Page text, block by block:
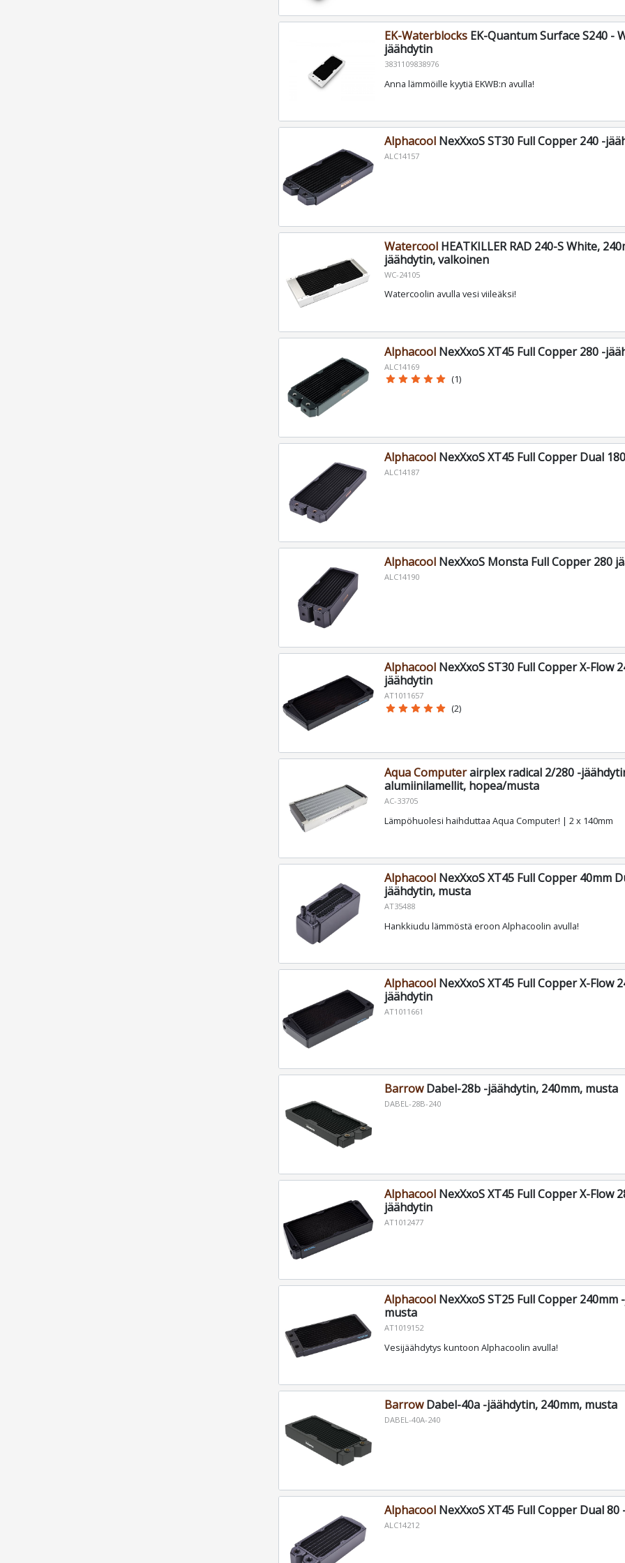
EK-WaterblocksEK-Quantum Surface S240 -
jäähdytin
3831109838976
Anna lämmöille kyytiä EKWB:n avulla!
AlphacoolNexXxoS ST30 Full Copper 240 -
ALC14157
WatercoolHEATKILLER RAD 240-S White,
jäähdytin, valkoinen
WC-24105
Watercoolin avulla vesi viileäksi!
AlphacoolNexXxoS XT45 Full Copper 280 -
ALC14169
star star star star star (1)
AlphacoolNexXxoS XT45 Full Copper Dual
ALC14187
AlphacoolNexXxoS Monsta Full Copper 280
ALC14190
AlphacoolNexXxoS ST30 Full Copper X-Flow
jäähdytin
AT1011657
star star star star star (2)
Aqua Computerairplex radical 2/280 -
alumiinilamellit, hopea/musta
AC-33705
Lämpöhuolesi haihduttaa Aqua Computer! | 2 x 140mm
AlphacoolNexXxoS XT45 Full Copper 40mm
jäähdytin, musta
AT35488
Hankkiudu lämmöstä eroon Alphacoolin avulla!
AlphacoolNexXxoS XT45 Full Copper X-Flow
jäähdytin
AT1011661
BarrowDabel-28b -jäähdytin, 240mm, musta
DABEL-28B-240
AlphacoolNexXxoS XT45 Full Copper X-Flow
jäähdytin
AT1012477
AlphacoolNexXxoS ST25 Full Copper 240mm
musta
AT1019152
Vesijäähdytys kuntoon Alphacoolin avulla!
BarrowDabel-40a -jäähdytin, 240mm, musta
DABEL-40A-240
AlphacoolNexXxoS XT45 Full Copper Dual 80
ALC14212